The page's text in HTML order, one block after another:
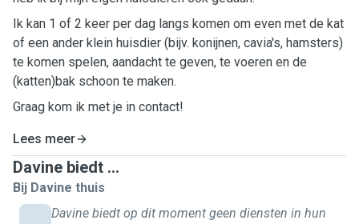
Ik kan 1 of 2 keer per dag langs komen om even met de kat
of een ander klein huisdier (bijv. konijnen, cavia's, hamsters)
te komen spelen, aandacht te geven, te voeren en de
(katten)bak schoon te maken.
Graag kom ik met je in contact!
Lees meer
Davine biedt ...
Bij Davine thuis
Davine biedt op dit moment geen diensten in hun